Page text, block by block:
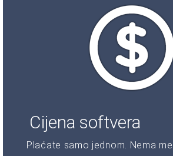
Cijena softvera
Plaćate samo jednom. Nema